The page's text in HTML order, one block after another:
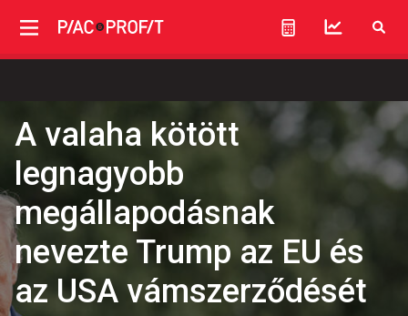
A valaha kötött
legnagyobb
megállapodásnak
nevezte Trump az EU és
az USA vámszerződését